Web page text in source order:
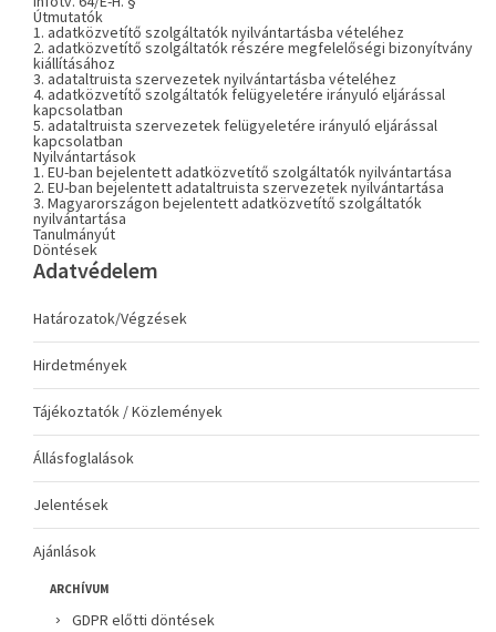
Útmutatók
1. adatközvetítő szolgáltatók nyilvántartásba vételéhez
2. adatközvetítő szolgáltatók részére megfelelőségi bizonyítvány
kiállításához
3. adataltruista szervezetek nyilvántartásba vételéhez
4. adatközvetítő szolgáltatók felügyeletére irányuló eljárással
kapcsolatban
5. adataltruista szervezetek felügyeletére irányuló eljárással
kapcsolatban
Nyilvántartások
1. EU-ban bejelentett adatközvetítő szolgáltatók nyilvántartása
2. EU-ban bejelentett adataltruista szervezetek nyilvántartása
3. Magyarországon bejelentett adatközvetítő szolgáltatók
nyilvántartása
Tanulmányút
Döntések
Adatvédelem
Határozatok/Végzések
Hirdetmények
Tájékoztatók / Közlemények
Állásfoglalások
Jelentések
Ajánlások
ARCHÍVUM
GDPR előtti döntések